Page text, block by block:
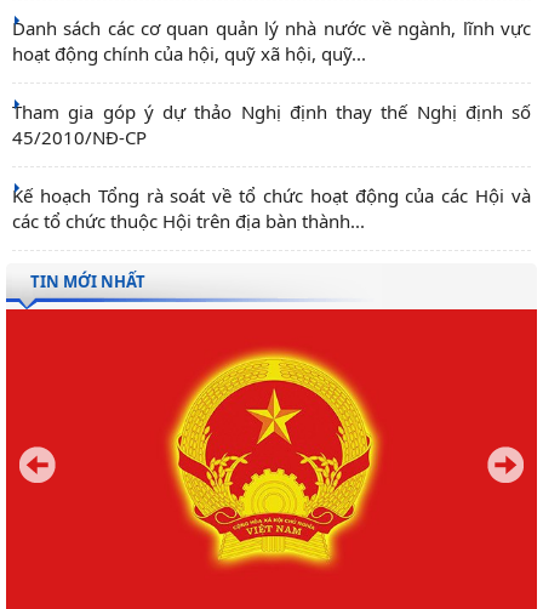
Danh sách các cơ quan quản lý nhà nước về ngành, lĩnh vực
hoạt động chính của hội, quỹ xã hội, quỹ...
Tham gia góp ý dự thảo Nghị định thay thế Nghị định số
45/2010/NĐ-CP
Kế hoạch Tổng rà soát về tổ chức hoạt động của các Hội và
các tổ chức thuộc Hội trên địa bàn thành...
TIN MỚI NHẤT